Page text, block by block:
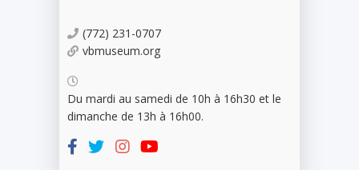
(772) 231-0707
vbmuseum.org
Du mardi au samedi de 10h à 16h30 et le
dimanche de 13h à 16h00.